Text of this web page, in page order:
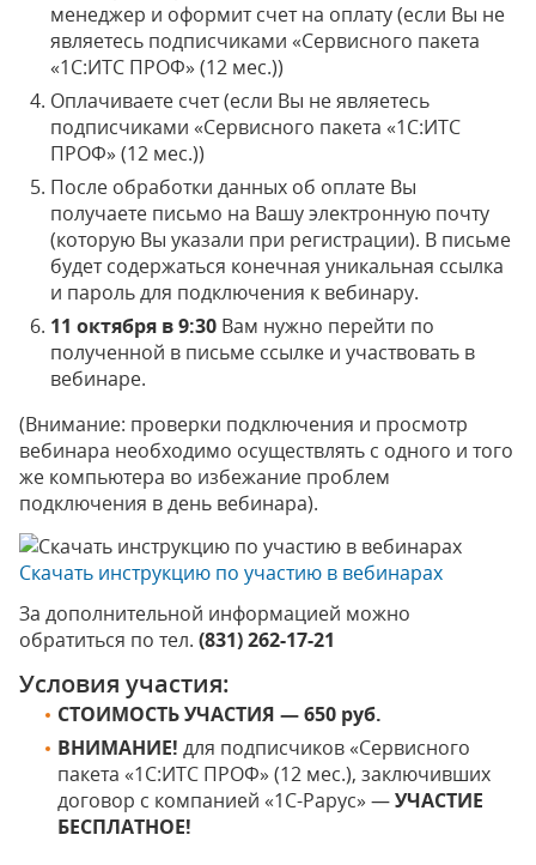
менеджер и оформит счет на оплату (если Вы не
являетесь подписчиками «Сервисного пакета
«1С:ИТС ПРОФ» (12 мес.))
Оплачиваете счет (если Вы не являетесь
подписчиками «Сервисного пакета «1С:ИТС
ПРОФ» (12 мес.))
После обработки данных об оплате Вы
получаете письмо на Вашу электронную почту
(которую Вы указали при регистрации). В письме
будет содержаться конечная уникальная ссылка
и пароль для подключения к вебинару.
11 октября в 9:30 Вам нужно перейти по
полученной в письме ссылке и участвовать в
вебинаре.
(Внимание: проверки подключения и просмотр
вебинара необходимо осуществлять с одного и того
же компьютера во избежание проблем
подключения в день вебинара).
Скачать инструкцию по участию в вебинарах
За дополнительной информацией можно
обратиться по тел. (831) 262-17-21
Условия участия:
СТОИМОСТЬ УЧАСТИЯ — 650 руб.
ВНИМАНИЕ! для подписчиков «Сервисного
пакета «1С:ИТС ПРОФ» (12 мес.), заключивших
договор с компанией «1С-Рарус» —УЧАСТИЕ
БЕСПЛАТНОЕ!